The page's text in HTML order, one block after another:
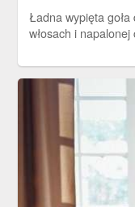
Ładna wypięta
włosach i